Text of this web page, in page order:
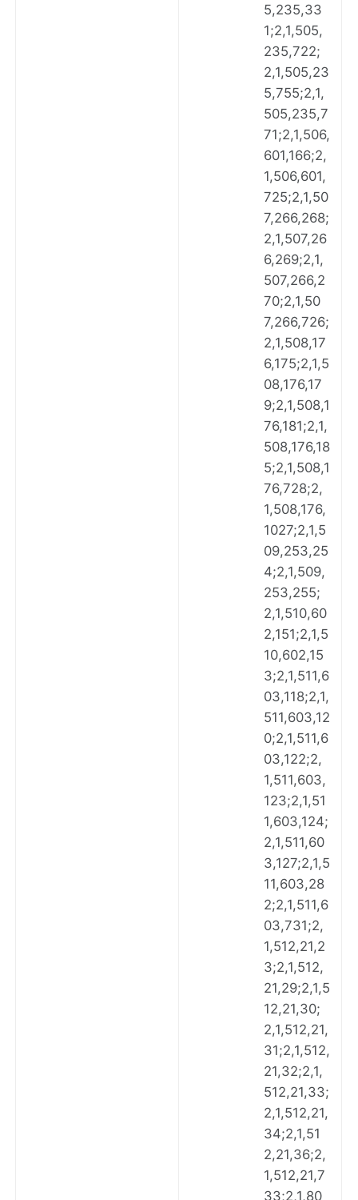
5,235,33
1;2,1,505,
235,722;
2,1,505,23
5,755;2,1,
505,235,7
71;2,1,506,
601,166;2,
1,506,601,
725;2,1,50
7,266,268;
2,1,507,26
6,269;2,1,
507,266,2
70;2,1,50
7,266,726;
2,1,508,17
6,175;2,1,5
08,176,17
9;2,1,508,1
76,181;2,1,
508,176,18
5;2,1,508,1
76,728;2,
1,508,176,
1027;2,1,5
09,253,25
4;2,1,509,
253,255;
2,1,510,60
2,151;2,1,5
10,602,15
3;2,1,511,6
03,118;2,1,
511,603,12
0;2,1,511,6
03,122;2,
1,511,603,
123;2,1,51
1,603,124;
2,1,511,60
3,127;2,1,5
11,603,28
2;2,1,511,6
03,731;2,
1,512,21,2
3;2,1,512,
21,29;2,1,5
12,21,30;
2,1,512,21,
31;2,1,512,
21,32;2,1,
512,21,33;
2,1,512,21,
34;2,1,51
2,21,36;2,
1,512,21,7
33;2,1,80